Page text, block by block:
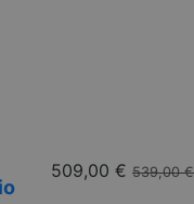
509,00 € 539,00 €